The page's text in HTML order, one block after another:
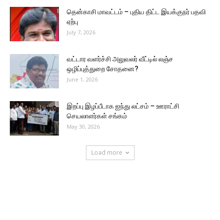
தென்காசி மாவட்டம் – புதிய திட்ட இயக்குநர் பதவி
ஏற்பு
July 7, 2026
வட்டார வளர்ச்சி அலுவலர் வீட்டில் லஞ்ச
ஒழிப்புத்துறை சோதனை?
June 1, 2026
இறப்பு இழப்பீடாக ஐந்து லட்சம் – ஊராட்சி
செயலாளர்கள் சங்கம்
May 30, 2026
Load more